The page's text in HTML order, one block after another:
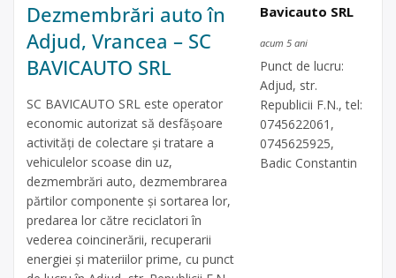
Dezmembrări auto în
Adjud, Vrancea – SC
BAVICAUTO SRL
SC BAVICAUTO SRL este operator
economic autorizat să desfăşoare
activităţi de colectare şi tratare a
vehiculelor scoase din uz,
dezmembrări auto, dezmembrarea
părtilor componente și sortarea lor,
predarea lor către reciclatori în
vederea coincinerării, recuperarii
energiei și materiilor prime, cu punct
Bavicauto SRL
acum 5 ani
Punct de lucru:
Adjud, str.
Republicii F.N., tel:
0745622061,
0745625925,
Badic Constantin